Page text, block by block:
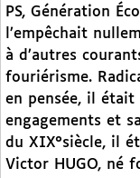
PS, Génération
l’empêchait
à d’autres
fouriérisme.
en pensée, il était
engagements et
du XIX°siècle, il
Victor HUGO, né